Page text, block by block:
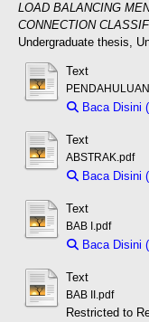
LOAD BALANCING
CONNECTION
Undergraduate thesis,
Text
Baca Disini
Text
ABSTRAK.pdf
Baca Disini
Text
BAB I.pdf
Baca Disini
Text
BAB II.pdf
Restricted to